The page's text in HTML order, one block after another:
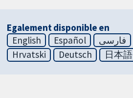
Egalement disponible en
English
Español فارسی
Hrvatski
Deutsch 日本語